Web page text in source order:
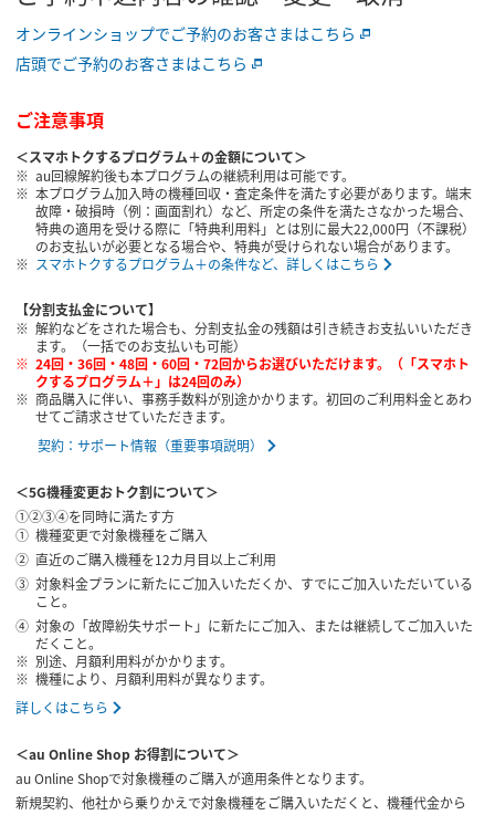
オンラインショップでご予約のお客さまはこちら
店頭でご予約のお客さまはこちら
ご注意事項
＜スマホトクするプログラム＋の金額について＞
au回線解約後も本プログラムの継続利用は可能です。
本プログラム加入時の機種回収・査定条件を満たす必要があります。端末
故障・破損時（例：画面割れ）など、所定の条件を満たさなかった場合、
特典の適用を受ける際に「特典利用料」とは別に最大22,000円（不課税）
のお支払いが必要となる場合や、特典が受けられない場合があります。
スマホトクするプログラム＋の条件など、詳しくはこちら
【分割支払金について】
解約などをされた場合も、分割支払金の残額は引き続きお支払いいただき
ます。（一括でのお支払いも可能）
24回・36回・48回・60回・72回からお選びいただけます。（「スマホト
クするプログラム＋」は24回のみ）
商品購入に伴い、事務手数料が別途かかります。初回のご利用料金とあわ
せてご請求させていただきます。
契約：サポート情報（重要事項説明）
＜5G機種変更おトク割について＞
①②③④を同時に満たす方
機種変更で対象機種をご購入
直近のご購入機種を12カ月目以上ご利用
対象料金プランに新たにご加入いただくか、すでにご加入いただいている
こと。
対象の「故障紛失サポート」に新たにご加入、または継続してご加入いた
だくこと。
別途、月額利用料がかかります。
機種により、月額利用料が異なります。
詳しくはこちら
＜au Online Shop お得割について＞
au Online Shopで対象機種のご購入が適用条件となります。
新規契約、他社から乗りかえで対象機種をご購入いただくと、機種代金から